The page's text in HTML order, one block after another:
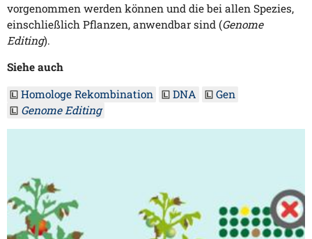
vorgenommen werden können und die bei allen Spezies,
einschließlich Pflanzen, anwendbar sind (Genome
Editing).
Siehe auch
Homologe Rekombination
DNA
Gen
Genome Editing